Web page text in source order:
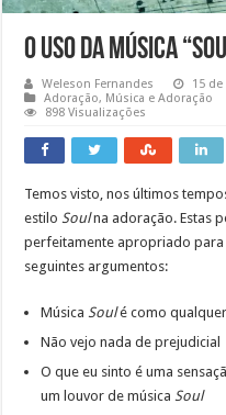
O Uso da Música
Weleson Fernandes
15
Adoração, Música e Adoração
898 Visualizações
Temos visto, nos últimos
estilo Soulna adoração. Estas
perfeitamente apropriado
seguintes argumentos:
Música Soulé como
Não vejo nada de prejudicial
O que eu sinto é uma
um louvor de música Soul